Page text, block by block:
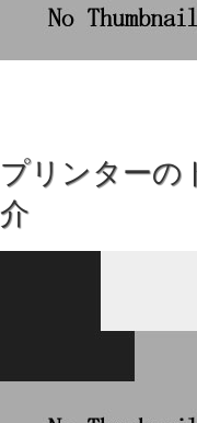
プリンターの
介